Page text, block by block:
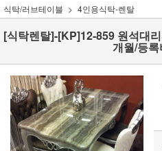
식탁/러브테이블
4인용식탁-렌탈
[식탁렌탈]-[KP]12-859 원석대
개월/등